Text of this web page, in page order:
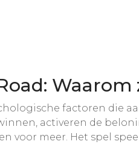
factoren die
activeren de
voor meer. Het spel